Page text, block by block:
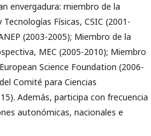
envergadura: miembro de la
Físicas, CSIC (2001-
(2003-2005); Miembro de la
MEC (2005-2010); Miembro
Science Foundation (2006-
Comité para Ciencias
Además, participa con frecuencia
autonómicas, nacionales e